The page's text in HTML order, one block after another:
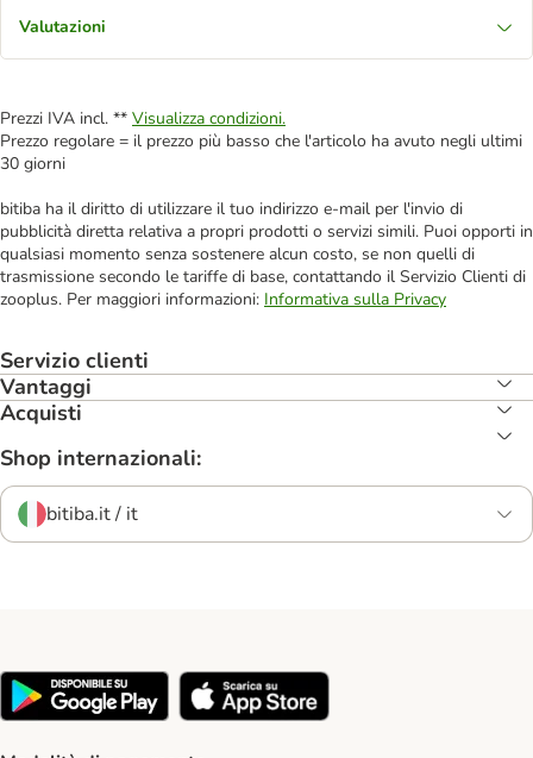
Valutazioni
Prezzi IVA incl. ** Visualizza condizioni.
Prezzo regolare = il prezzo più basso che l'articolo ha avuto negli ultimi
30 giorni
bitiba ha il diritto di utilizzare il tuo indirizzo e-mail per l'invio di
pubblicità diretta relativa a propri prodotti o servizi simili. Puoi opporti in
qualsiasi momento senza sostenere alcun costo, se non quelli di
trasmissione secondo le tariffe di base, contattando il Servizio Clienti di
zooplus. Per maggiori informazioni: Informativa sulla Privacy
Servizio clienti
Vantaggi
Acquisti
Shop internazionali:
bitiba.it / it